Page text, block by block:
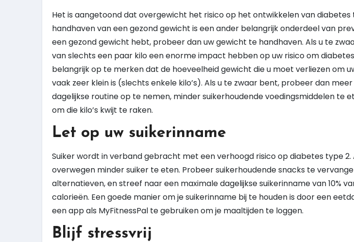
Het is aangetoond dat overgewicht het risico op het ontwikkelen van diabetes
handhaven van een gezond gewicht is een ander belangrijk onderdeel van
een gezond gewicht hebt, probeer dan uw gewicht te handhaven. Als u te
van slechts een paar kilo een enorme impact hebben op uw risico om
belangrijk op te merken dat de hoeveelheid gewicht die u moet verliezen om
vaak zeer klein is (slechts enkele kilo’s). Als u te zwaar bent, probeer dan
dagelijkse routine op te nemen, minder suikerhoudende voedingsmiddelen te
om die kilo’s kwijt te raken.
Let op uw suikerinname
Suiker wordt in verband gebracht met een verhoogd risico op diabetes type 2.
overwegen minder suiker te eten. Probeer suikerhoudende snacks te
alternatieven, en streef naar een maximale dagelijkse suikerinname van 10%
calorieën. Een goede manier om je suikerinname bij te houden is door een
een app als MyFitnessPal te gebruiken om je maaltijden te loggen.
Blijf stressvrij